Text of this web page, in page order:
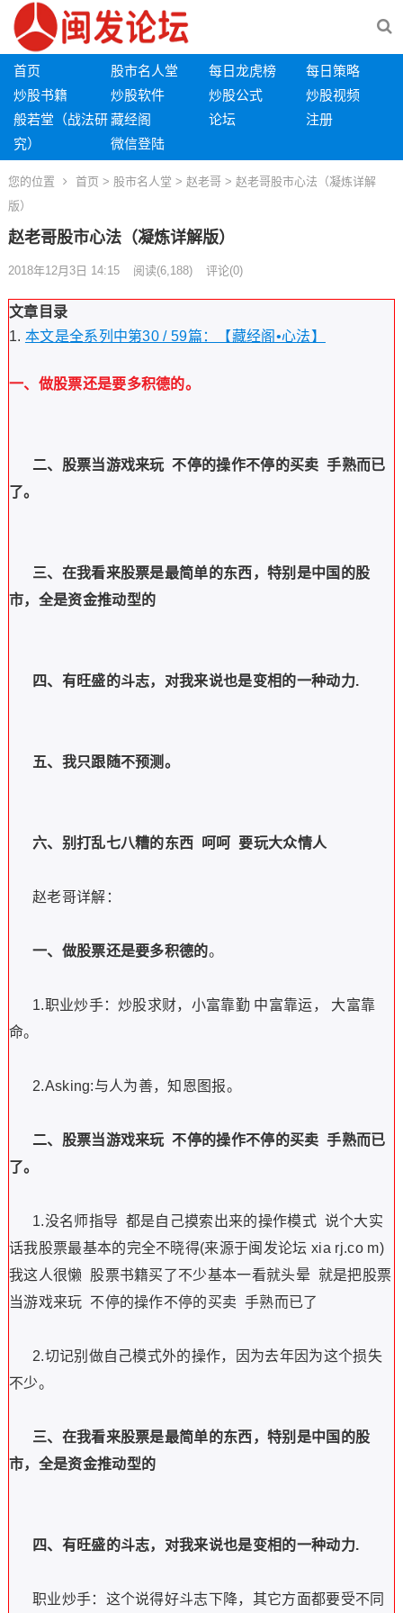
首页 股市名人堂 每日龙虎榜
每日策略
炒股书籍
炒股软件 炒股公式
炒股视频
般若堂（战法研
究）
藏经阁 论坛
注册
微信登陆
您的位置 首页 > 股市名人堂 > 赵老哥 > 赵老哥股市心法（凝炼详解
版）
赵老哥股市心法（凝炼详解版）
2018年12月3日 14:15 阅读(6,188) 评论(0)
文章目录
本文是全系列中第30 / 59篇：【藏经阁•心法】
一、做股票还是要多积德的。
二、股票当游戏来玩 不停的操作不停的买卖 手熟而已
了。
三、在我看来股票是最简单的东西，特别是中国的股
市，全是资金推动型的
四、有旺盛的斗志，对我来说也是变相的一种动力.
五、我只跟随不预测。
六、别打乱七八糟的东西 呵呵 要玩大众情人
赵老哥详解：
一、做股票还是要多积德的。
1.职业炒手：炒股求财，小富靠勤 中富靠运， 大富靠
命。
2.Asking:与人为善，知恩图报。
二、股票当游戏来玩 不停的操作不停的买卖 手熟而已
了。
1.没名师指导 都是自己摸索出来的操作模式 说个大实
话我股票最基本的完全不晓得(来源于闽发论坛 xia rj.co m)
我这人很懒
股票书籍买了不少基本一看就头晕 就是把股票
当游戏来玩 不停的操作不停的买卖 手熟而已了
2.切记别做自己模式外的操作，因为去年因为这个损失
不少。
三、在我看来股票是最简单的东西，特别是中国的股
市，全是资金推动型的
四、有旺盛的斗志，对我来说也是变相的一种动力.
职业炒手：这个说得好斗志下降，其它方面都要受不同